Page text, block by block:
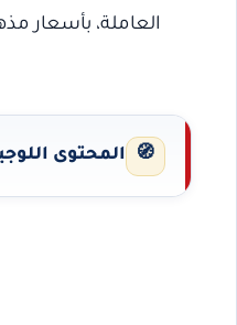
العاملة، بأسعار
🧭 المحتوى